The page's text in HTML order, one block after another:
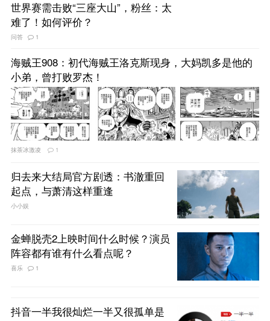
世界赛需击败“三座大山”，粉丝：太
难了！如何评价？
问答 1
海贼王908：初代海贼王洛克斯现身，大妈凯多是他的
小弟，曾打败罗杰！
抹茶冰激凌 1
归去来大结局官方剧透：书澈重回
起点，与萧清这样重逢
小小娱
金蝉脱壳2上映时间什么时候？演员
阵容都有谁有什么看点呢？
喜乐 1
抖音一半我很灿烂一半又很孤单是